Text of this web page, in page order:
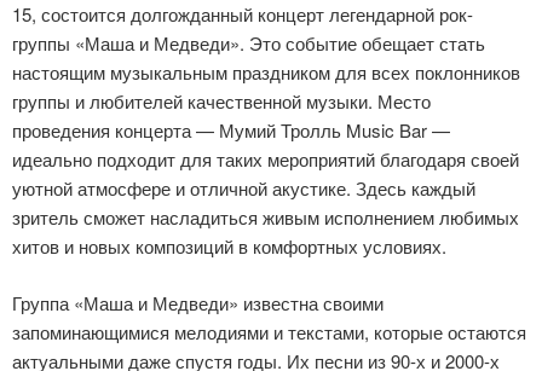
15, состоится долгожданный концерт легендарной рок-
группы «Маша и Медведи». Это событие обещает стать
настоящим музыкальным праздником для всех поклонников
группы и любителей качественной музыки. Место
проведения концерта — Мумий Тролль Music Bar —
идеально подходит для таких мероприятий благодаря своей
уютной атмосфере и отличной акустике. Здесь каждый
зритель сможет насладиться живым исполнением любимых
хитов и новых композиций в комфортных условиях.
Группа «Маша и Медведи» известна своими
запоминающимися мелодиями и текстами, которые остаются
актуальными даже спустя годы. Их песни из 90-х и 2000-х